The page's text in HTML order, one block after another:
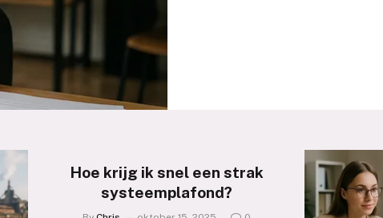
Hoe krijg ik snel een strak
systeemplafond?